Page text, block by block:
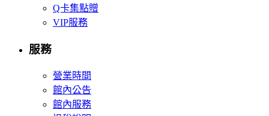
Q卡集點贈
VIP服務
服務
營業時間
館內公告
館內服務